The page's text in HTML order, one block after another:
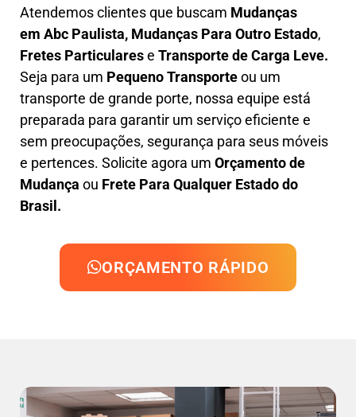
Atendemos clientes que buscam Mudanças
em Abc Paulista, Mudanças Para Outro Estado,
Fretes Particularese Transportede Carga Leve.
Seja para um Pequeno Transporteou um
transporte de grande porte, nossa equipe está
preparada para garantir um serviço eficiente e
sem preocupações, segurança para seus móveis
e pertences. Solicite agora um Orçamento de
Mudança ou Frete Para Qualquer Estado do
Brasil.
ORÇAMENTO RÁPIDO